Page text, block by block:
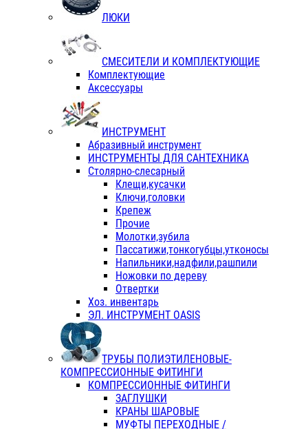
ЛЮКИ
СМЕСИТЕЛИ И КОМПЛЕКТУЮЩИЕ
Комплектующие
Аксессуары
ИНСТРУМЕНТ
Абразивный инструмент
ИНСТРУМЕНТЫ ДЛЯ САНТЕХНИКА
Столярно-слесарный
Клещи,кусачки
Ключи,головки
Крепеж
Прочие
Молотки,зубила
Пассатижи,тонкогубцы,утконосы
Напильники,надфили,рашпили
Ножовки по дереву
Отвертки
Хоз. инвентарь
ЭЛ. ИНСТРУМЕНТ OASIS
ТРУБЫ ПОЛИЭТИЛЕНОВЫЕ-
КОМПРЕССИОННЫЕ ФИТИНГИ
КОМПРЕССИОННЫЕ ФИТИНГИ
ЗАГЛУШКИ
КРАНЫ ШАРОВЫЕ
МУФТЫ ПЕРЕХОДНЫЕ /